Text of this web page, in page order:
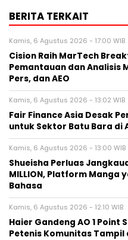
BERITA TERKAIT
Kamis, 6 Agustus 2026 - 17:00 WIB
Cision Raih MarTech
Pemantauan dan Analisis
Pers, dan AEO
Kamis, 6 Agustus 2026 - 13:02 WIB
Fair Finance Asia Desak
untuk Sektor Batu Bara di
Kamis, 6 Agustus 2026 - 13:00 WIB
Shueisha Perluas
MILLION, Platform Manga
Bahasa
Kamis, 6 Agustus 2026 - 12:10 WIB
Haier Gandeng AO 1 Point
Petenis Komunitas Tampil